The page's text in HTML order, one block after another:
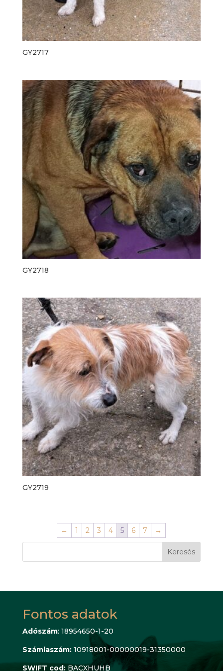
GY2717
GY2718
GY2719
← 1 2 3 4 5 6 7 →
Keresés
Fontos adatok
Adószám: 18954650-1-20
Számlaszám: 10918001-00000019-31350000
SWIFT cod: BACXHUHB